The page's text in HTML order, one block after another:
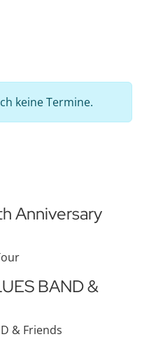
keine Termine.
Anniversary
BAND &
& Friends